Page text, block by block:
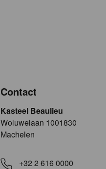
Contact
Kasteel Beaulieu
​​​Woluwelaan 1001830
Machelen
+32 2 616 0000